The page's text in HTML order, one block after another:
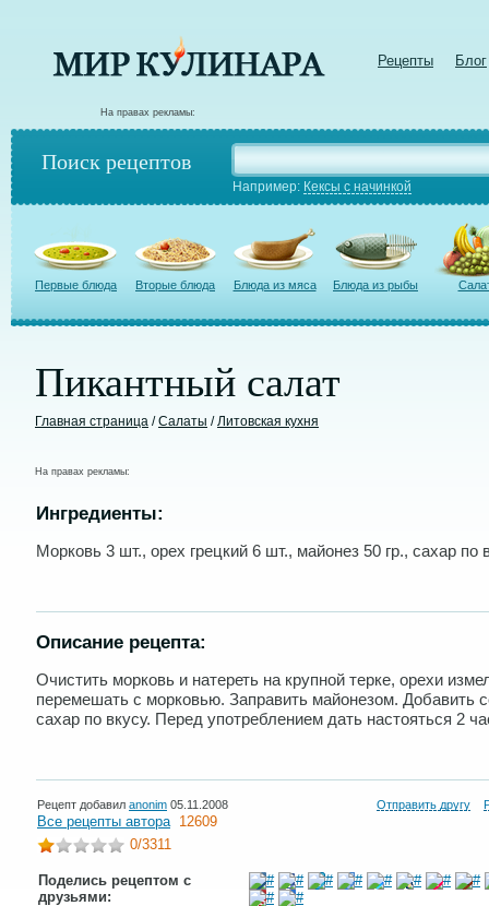
Рецепты Блог
На правах рекламы:
Поиск рецептов
Например: Кексы с начинкой
Первые блюда Вторые блюда Блюда из мяса Блюда из рыбы
Пикантный салат
Главная страница /Салаты /Литовская кухня
На правах рекламы:
Ингредиенты:
Морковь 3 шт., орех грецкий 6 шт., майонез 50 гр., сахар по
Описание рецепта:
Очистить морковь и натереть на крупной терке, орехи
перемешать с морковью. Заправить майонезом. Добавить
сахар по вкусу. Перед употреблением дать настояться 2
Рецепт добавил anonim 05.11.2008 Отправить другу
Все рецепты автора 12609
0/3311
Поделись рецептом с
друзьями: